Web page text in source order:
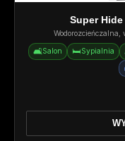
Super
🛋️Salon 🛏️Sypialnia